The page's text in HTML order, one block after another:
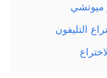
ميوتشي
التليفون